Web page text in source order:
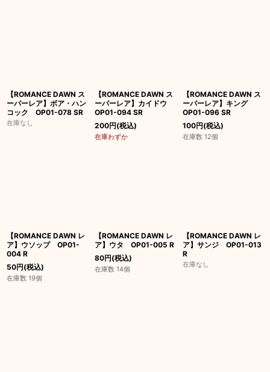
【ROMANCE DAWN ス
ーパーレア】ボア・ハン
コック OP01-078 SR
在庫なし
【ROMANCE DAWN ス
ーパーレア】カイドウ
OP01-094 SR
200円(税込)
在庫わずか
【ROMANCE DAWN ス
ーパーレア】キング
OP01-096 SR
100円(税込)
在庫数 12個
【ROMANCE DAWN レ
ア】ウソップ OP01-
004 R
50円(税込)
在庫数 19個
【ROMANCE DAWN レ
ア】ウタ OP01-005 R
80円(税込)
在庫数 14個
【ROMANCE DAWN レ
ア】サンジ OP01-013
R
在庫なし